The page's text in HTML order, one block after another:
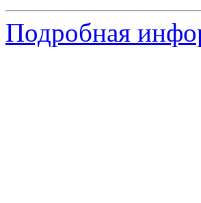
Подробная